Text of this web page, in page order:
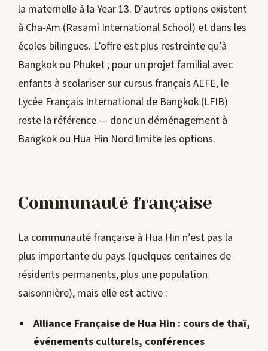
la maternelle à la Year 13. D’autres options existent
à Cha-Am (Rasami International School) et dans les
écoles bilingues. L’offre est plus restreinte qu’à
Bangkok ou Phuket ; pour un projet familial avec
enfants à scolariser sur cursus français AEFE, le
Lycée Français International de Bangkok (LFIB)
reste la référence — donc un déménagement à
Bangkok ou Hua Hin Nord limite les options.
Communauté française
La communauté française à Hua Hin n’est pas la
plus importante du pays (quelques centaines de
résidents permanents, plus une population
saisonnière), mais elle est active :
Alliance Française de Hua Hin : cours de thaï,
événements culturels, conférences